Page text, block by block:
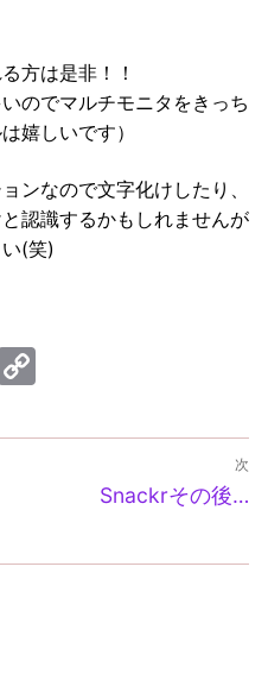
方は是非！！
のでマルチモニタをきっち
嬉しいです）
ンなので文字化けしたり、
認識するかもしれませんが
(笑)
次
次
Snackrその後…